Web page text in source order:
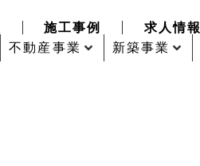
施工事例 求人情報
不動産事業 新築事業